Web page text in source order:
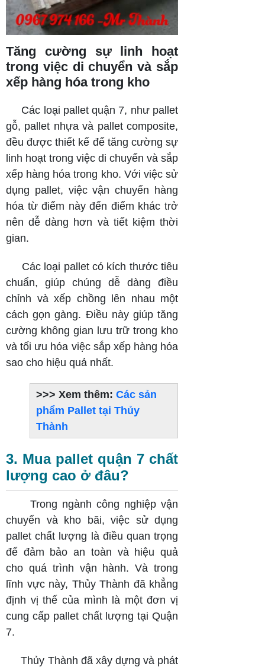
Tăng cường sự linh hoạt
trong việc di chuyển và sắp
xếp hàng hóa trong kho
Các loại pallet quận 7, như pallet
gỗ, pallet nhựa và pallet composite,
đều được thiết kế để tăng cường sự
linh hoạt trong việc di chuyển và sắp
xếp hàng hóa trong kho. Với việc sử
dụng pallet, việc vận chuyển hàng
hóa từ điểm này đến điểm khác trở
nên dễ dàng hơn và tiết kiệm thời
gian.
Các loại pallet có kích thước tiêu
chuẩn, giúp chúng dễ dàng điều
chỉnh và xếp chồng lên nhau một
cách gọn gàng. Điều này giúp tăng
cường không gian lưu trữ trong kho
và tối ưu hóa việc sắp xếp hàng hóa
sao cho hiệu quả nhất.
>>> Xem thêm: Các sản
phẩm Pallet tại Thủy
Thành
3. Mua pallet quận 7 chất
lượng cao ở đâu?
Trong ngành công nghiệp vận
chuyển và kho bãi, việc sử dụng
pallet chất lượng là điều quan trọng
để đảm bảo an toàn và hiệu quả
cho quá trình vận hành. Và trong
lĩnh vực này, Thủy Thành đã khẳng
định vị thế của mình là một đơn vị
cung cấp pallet chất lượng tại Quận
7.
Thủy Thành đã xây dựng và phát